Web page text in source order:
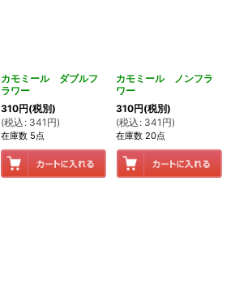
カモミール ダブルフ
ラワー
310円(税別)
(税込 : 341 円)
在庫数 5点
カモミール ノンフラ
ワー
310円(税別)
(税込 : 341 円)
在庫数 20点